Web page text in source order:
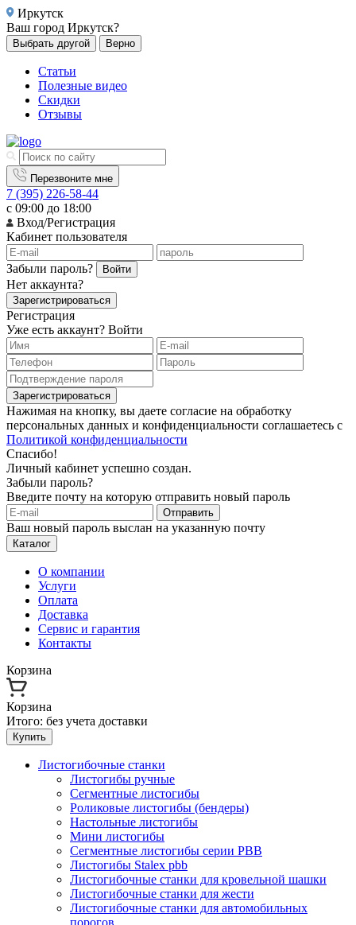
Иркутск
Ваш город Иркутск?
Выбрать другой Верно
Статьи
Полезные видео
Скидки
Отзывы
Перезвоните мне
7 (395) 226-58-44
с 09:00 до 18:00
Вход/Регистрация
Кабинет пользователя
Забыли пароль? Войти
Нет аккаунта?
Зарегистрироваться
Регистрация
Уже есть аккаунт? Войти
Зарегистрироваться
Нажимая на кнопку, вы даете согласие на обработку
персональных данных и конфиденциальности соглашаетесь с
Политикой конфиденциальности
Спасибо!
Личный кабинет успешно создан.
Забыли пароль?
Введите почту на которую отправить новый пароль
Отправить
Ваш новый пароль выслан на указанную почту
Каталог
О компании
Услуги
Оплата
Доставка
Сервис и гарантия
Контакты
Корзина
Корзина
Итого: без учета доставки
Купить
Листогибочные станки
Листогибы ручные
Сегментные листогибы
Роликовые листогибы (бендеры)
Настольные листогибы
Мини листогибы
Сегментные листогибы серии PBB
Листогибы Stalex pbb
Листогибочные станки для кровельной шашки
Листогибочные станки для жести
Листогибочные станки для автомобильных
порогов